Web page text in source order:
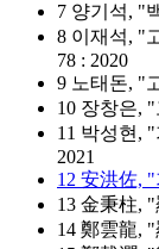
7 양기석, "
8 이재석, "
78 : 2020
9 노태돈, "
10 장창은,
11 박성현,
2021
12 安洪佐,
13 ⾦秉柱,
14 鄭雲⿓,